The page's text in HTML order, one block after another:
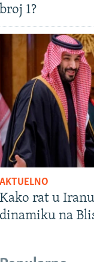
broj 1?
AKTUELNO
Kako rat u
dinamiku na